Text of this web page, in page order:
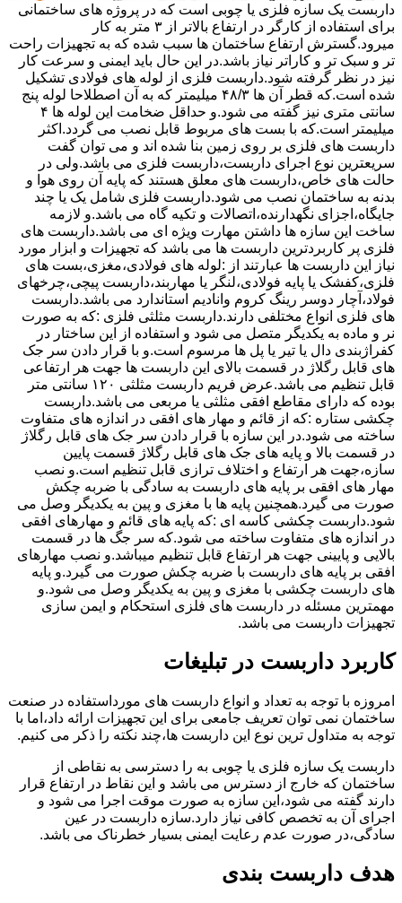
داربست یک سازه فلزی یا چوبی است که در پروژه های ساختمانی
برای استفاده از کارگر در ارتفاع بالاتر از ۳ متر به کار
میرود.گسترش ارتفاع ساختمان ها سبب شده که به تجهیزات راحت
تر و سبک تر و کاراتر نیاز باشد.در این حال باید ایمنی و سرعت کار
نیز در نظر گرفته شود.داربست فلزی از لوله های فولادی تشکیل
شده است.که قطر آن ها ۴۸/۳ میلیمتر که به آن اصطلاحا لوله پنج
سانتی متری نیز گفته می شود.و حداقل ضخامت این لوله ها ۴
میلیمتر است.که با بست های مربوط قابل نصب می گردد.اکثر
داربست های فلزی بر روی زمین بنا شده اند و می توان گفت
سریعترین نوع اجرای داربست،داربست فلزی می باشد.ولی در
حالت های خاص،داربست های معلق هستند که پایه آن روی هوا و
بدنه به ساختمان نصب می شود.داربست فلزی شامل یک یا چند
جایگاه،اجزای نگهدارنده،اتصالات و تکیه گاه می باشد.و لازمه
ساخت این سازه ها داشتن مهارت ویژه ای می باشد.داربست های
فلزی پر کاربردترین داربست ها می باشد که تجهیزات و ابزار مورد
نیاز این داربست ها عبارتند از :لوله های فولادی،مغزی،بست های
فلزی،کفشک یا پایه فولادی،لنگر یا مهاربند،داربست پیچی،چرخهای
فولاد،آچار دوسر رینگ کروم وانادیم استاندارد می باشد.داربست
های فلزی انواع مختلفی دارند.داربست مثلثی فلزی :که به صورت
نر و ماده به یکدیگر متصل می شود و استفاده از این ساختار در
کفراژبندی دال یا تیر یا پل ها مرسوم است.و با قرار دادن سر جک
های قابل رگلاژ در قسمت بالای این داربست ها جهت هر ارتفاعی
قابل تنظیم می باشد.عرض فریم داربست مثلثی ۱۲۰ سانتی متر
بوده که دارای مقاطع افقی مثلثی یا مربعی می باشد.داربست
چکشی ستاره :که از قائم و مهار های افقی در اندازه های متفاوت
ساخته می شود.در این سازه با قرار دادن سر جک های قابل رگلاژ
در قسمت بالا و پایه های جک های قابل رگلاژ قسمت پایین
سازه،جهت هر ارتفاع و اختلاف ترازی قابل تنظیم است.و نصب
مهار های افقی بر پایه های داربست به سادگی با ضربه چکش
صورت می گیرد.همچنین پایه ها با مغزی و پین به یکدیگر وصل می
شود.داربست چکشی کاسه ای :که پایه های قائم و مهارهای افقی
در اندازه های متفاوت ساخته می شود.که سر جگ ها در قسمت
بالایی و پایینی جهت هر ارتفاع قابل تنظیم میباشد.و نصب مهارهای
افقی بر پایه های داربست با ضربه چکش صورت می گیرد.و پایه
های داربست چکشی با مغزی و پین به یکدیگر وصل می شود.و
مهمترین مسئله در داربست های فلزی استحکام و ایمن سازی
تجهیزات داربست می باشد.
کاربرد داربست در تبلیغات
امروزه با توجه به تعداد و انواع داربست های مورداستفاده در صنعت
ساختمان نمی توان تعریف جامعی برای این تجهیزات ارائه داد،اما با
توجه به متداول ترین نوع این داربست ها،چند نکته را ذکر می کنیم.
داربست یک سازه فلزی یا چوبی به را دسترسی به نقاطی از
ساختمان که خارج از دسترس می باشد و این نقاط در ارتفاع قرار
دارند گفته می شود،این سازه به صورت موقت اجرا می شود و
اجرای آن به تخصص کافی نیاز دارد.سازه داربست در عین
سادگی،در صورت عدم رعایت ایمنی بسیار خطرناک می باشد.
هدف داربست بندی